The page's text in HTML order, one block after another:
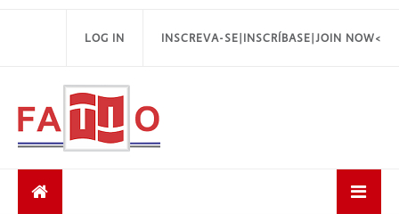
INSCREVA-SE|INSCRÍBASE|JOIN NOW<
LOG IN